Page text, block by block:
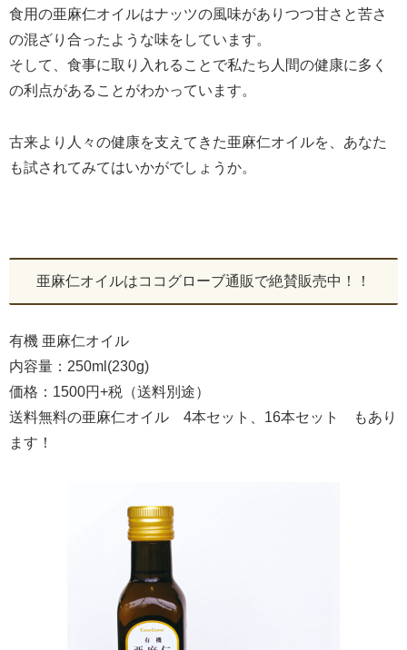
食用の亜麻仁オイルはナッツの風味がありつつ甘さと苦さ
の混ざり合ったような味をしています。
そして、食事に取り入れることで私たち人間の健康に多く
の利点があることがわかっています。
古来より人々の健康を支えてきた亜麻仁オイルを、あなた
も試されてみてはいかがでしょうか。
亜麻仁オイルはココグローブ通販で絶賛販売中！！
有機 亜麻仁オイル
内容量：250ml(230g)
価格：1500円+税（送料別途）
送料無料の亜麻仁オイル 4本セット、16本セット もあり
ます！